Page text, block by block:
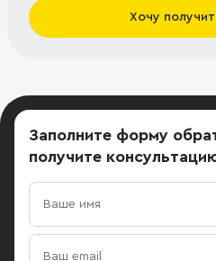
Хочу
Заполните форму
получите